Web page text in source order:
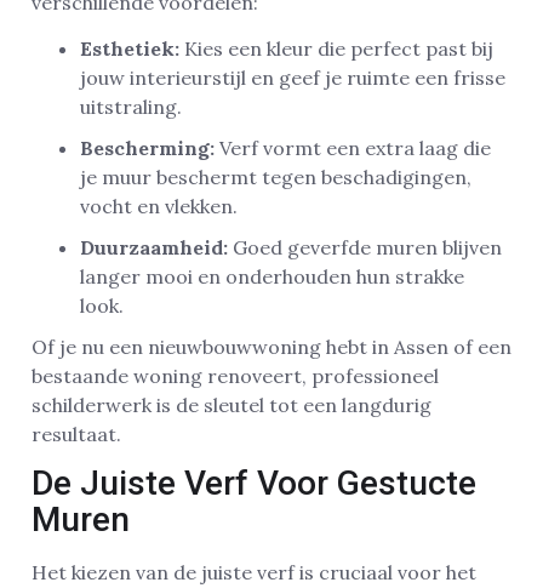
Esthetiek: Kies een kleur die perfect past bij
jouw interieurstijl en geef je ruimte een frisse
uitstraling.
Bescherming: Verf vormt een extra laag die
je muur beschermt tegen beschadigingen,
vocht en vlekken.
Duurzaamheid: Goed geverfde muren blijven
langer mooi en onderhouden hun strakke
look.
Of je nu een nieuwbouwwoning hebt in Assen of een
bestaande woning renoveert, professioneel
schilderwerk is de sleutel tot een langdurig
resultaat.
De Juiste Verf Voor Gestucte
Muren
Het kiezen van de juiste verf is cruciaal voor het